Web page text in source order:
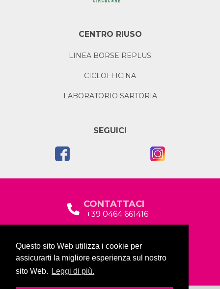
Questo sito Web utilizza i cookie per
assicurarti la migliore esperienza sul nostro
sito Web.
Leggi di più.
CENTRO RIUSO
LINEA BORSE REPLUS
CICLOFFICINA
LABORATORIO SARTORIA
SEGUICI
CONTATTACI
+39 0464 661416
Via Baltera, 19
38066 Riva del Garda (TN)